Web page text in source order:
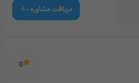
دریافت‌ مشاوره
0